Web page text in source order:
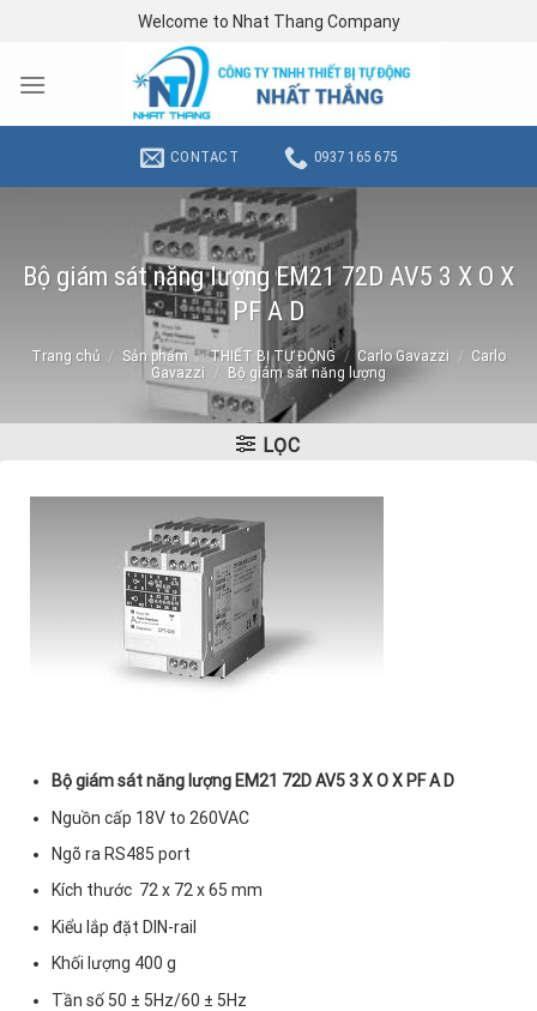
content
Welcome to Nhat Thang Company
CONTACT 0937 165 675
Bộ giám sát năng lượng EM21 72D AV5 3 X O X
PF A D
Trang chủ / Sản phẩm / THIẾT BỊ TỰ ĐỘNG / Carlo Gavazzi / Carlo
Gavazzi / Bộ giám sát năng lượng
LỌC
Bộ giám sát năng lượng EM21 72D AV5 3 X O X PF A D
Nguồn cấp 18V to 260VAC
Ngõ ra RS485 port
Kích thước 72 x 72 x 65 mm
Kiểu lắp đặt DIN-rail
Khối lượng 400 g
Tần số 50 ± 5Hz/60 ± 5Hz